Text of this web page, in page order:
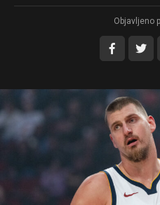
Objavljeno